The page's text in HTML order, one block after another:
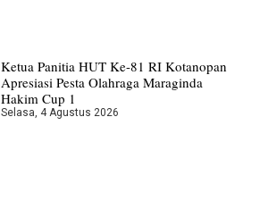
Ketua Panitia HUT Ke-81 RI Kotanopan
Apresiasi Pesta Olahraga Maraginda
Hakim Cup 1
Selasa, 4 Agustus 2026